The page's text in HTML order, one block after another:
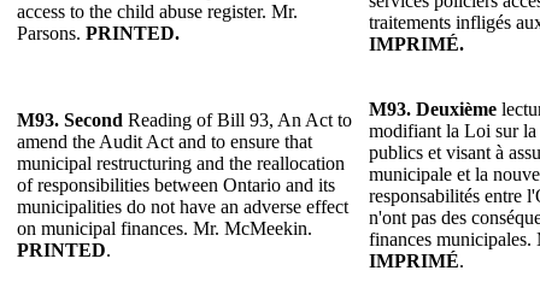
access to the child abuse register. Mr.
Parsons. PRINTED.
traitements infligés
IMPRIMÉ.
M93. Second Reading of Bill 93, An Act to
amend the Audit Act and to ensure that
municipal restructuring and the reallocation
of responsibilities between Ontario and its
municipalities do not have an adverse effect
on municipal finances. Mr. McMeekin.
PRINTED.
M93. Deuxième
modifiant la Loi sur
publics et visant à
municipale et la
responsabilités entre
n'ont pas des
finances
IMPRIMÉ.